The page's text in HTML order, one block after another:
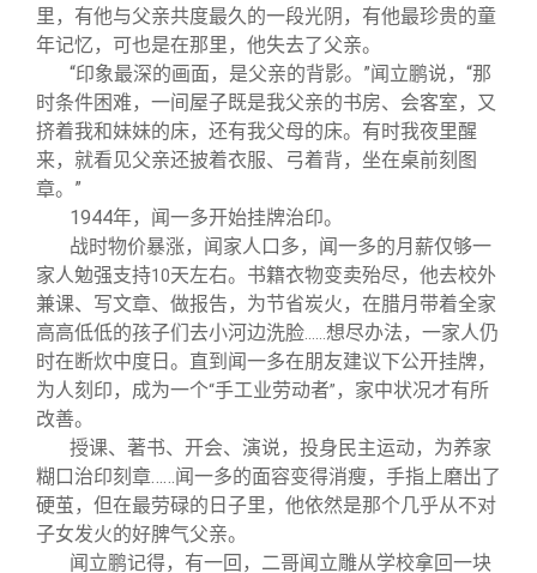
里，有他与父亲共度最久的一段光阴，有他最珍贵的童
年记忆，可也是在那里，他失去了父亲。
“印象最深的画面，是父亲的背影。”闻立鹏说，“那
时条件困难，一间屋子既是我父亲的书房、会客室，又
挤着我和妹妹的床，还有我父母的床。有时我夜里醒
来，就看见父亲还披着衣服、弓着背，坐在桌前刻图
章。”
1944年，闻一多开始挂牌治印。
战时物价暴涨，闻家人口多，闻一多的月薪仅够一
家人勉强支持10天左右。书籍衣物变卖殆尽，他去校外
兼课、写文章、做报告，为节省炭火，在腊月带着全家
高高低低的孩子们去小河边洗脸
想尽办法，一家人仍
时在断炊中度日。直到闻一多在朋友建议下公开挂牌，
为人刻印，成为一个“手工业劳动者” ，家中状况才有所
改善。
授课、著书、开会、演说，投身民主运动，为养家
糊口治印刻章……闻一多的面容变得消瘦，手指上磨出了
硬茧，但在最劳碌的日子里，他依然是那个几乎从不对
子女发火的好脾气父亲。
闻立鹏记得，有一回，二哥闻立雕从学校拿回一块